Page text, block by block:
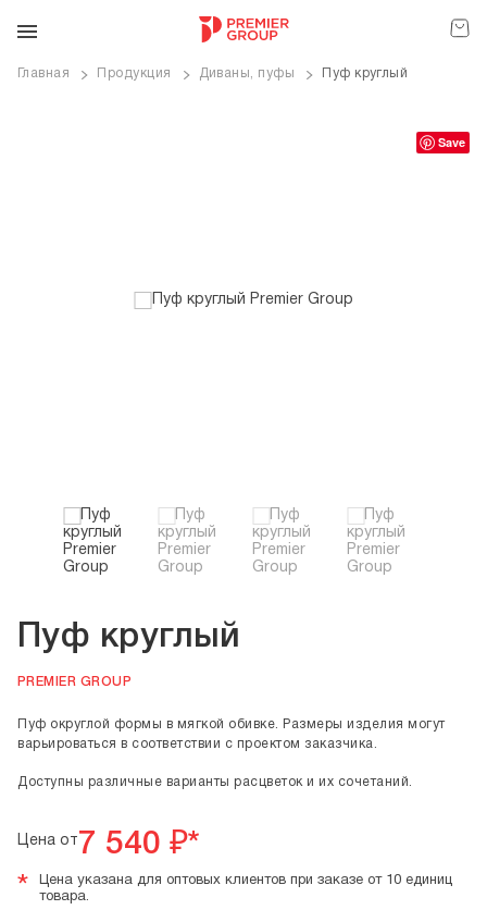
Главная Продукция Диваны, пуфы Пуф круглый
Save
Пуф круглый
PREMIER GROUP
Пуф округлой формы в мягкой обивке. Размеры изделия могут
варьироваться в соответствии с проектом заказчика.
Доступны различные варианты расцветок и их сочетаний.
Цена от 7 540 ₽*
*
Цена указана для оптовых клиентов при заказе от 10 единиц
товара.